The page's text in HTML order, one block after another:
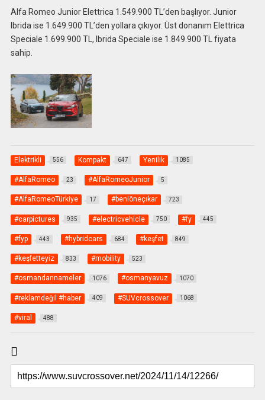
Alfa Romeo Junior Elettrica 1.549.900 TL’den başlıyor. Junior
Ibrida ise 1.649.900 TL’den yollara çıkıyor. Üst donanım Elettrica
Speciale 1.699.900 TL, Ibrida Speciale ise 1.849.900 TL fiyata
sahip.
Elektrikli 556 Kompakt 647 Yenilik 1085
#AlfaRomeo 23 #AlfaRomeoJunior 5
#AlfaRomeoTürkiye 17 #beniöneçıkar 723
#carpictures 935 #electricvehicle 750 #fy 445
#fyp 443 #hybridcars 684 #keşfet 849
#keşfetteyiz 833 #mobility 523
#osmandannameler 1076 #osmanyavuz 1070
#reklamdeğil #haber 409 #SUVcrossover 1068
#viral 488